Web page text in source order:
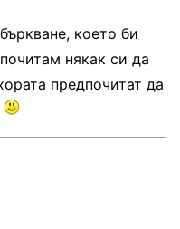
което би
някак си да
предпочитат да